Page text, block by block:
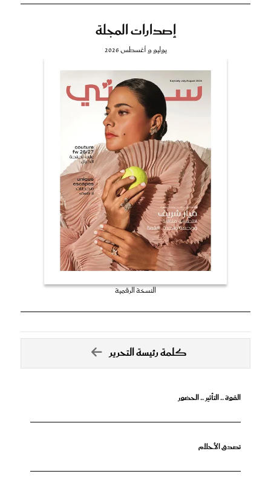
إصدارات المجلة
يوليو و أغسطس 2026
النسخة الرقمية
كلمة رئيسة التحرير
القوة .. التأثير .. الحضور
تصدق الأحلام